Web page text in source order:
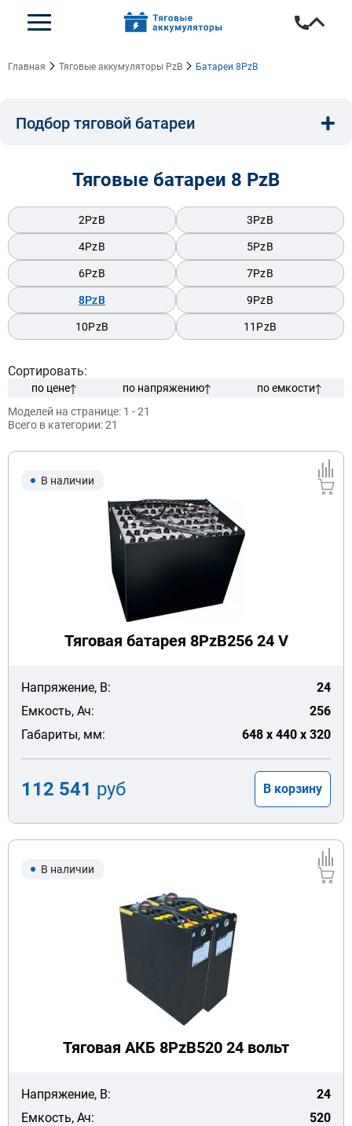
Главная Тяговые аккумуляторы PzB Батареи 8PzB
Подбор тяговой батареи
Длина, мм: Ширина, мм: Высота, мм:
Бренд техники:
Модель:
Заказать консультацию
Очистить подбор
+
Тяговые батареи 8 PzB
2PzB 3PzB
4PzB 5PzB
6PzB 7PzB
8PzB 9PzB
10PzB 11PzB
Сортировать:
по цене по напряжению
по емкости
Моделей на странице: 1 - 21
Всего в категории:21
В наличии
Тяговая батарея 8PzB256 24 V
Напряжение, В:
24
Емкость, Ач:
256
Габариты, мм:
648 x 440 x 320
112 541 руб В корзину
В наличии
Тяговая АКБ 8PzB520 24 вольт
Напряжение, В:
24
Емкость, Ач:
520